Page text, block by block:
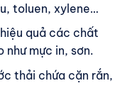
toluen, xylene…
quả các chất
như mực in, sơn.
thải chứa cặn rắn,